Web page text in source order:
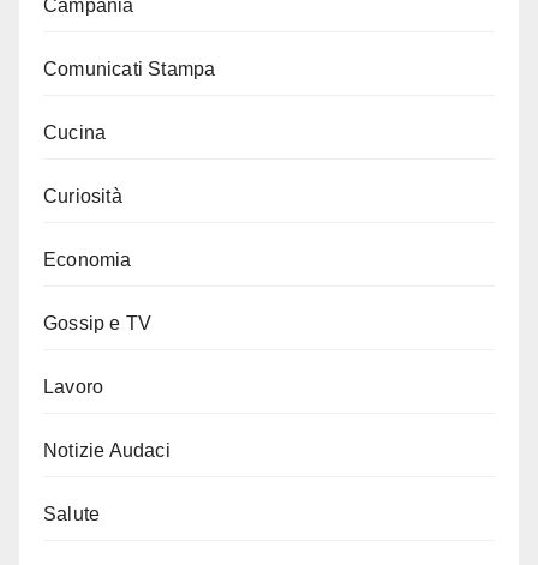
Campania
Comunicati Stampa
Cucina
Curiosità
Economia
Gossip e TV
Lavoro
Notizie Audaci
Salute